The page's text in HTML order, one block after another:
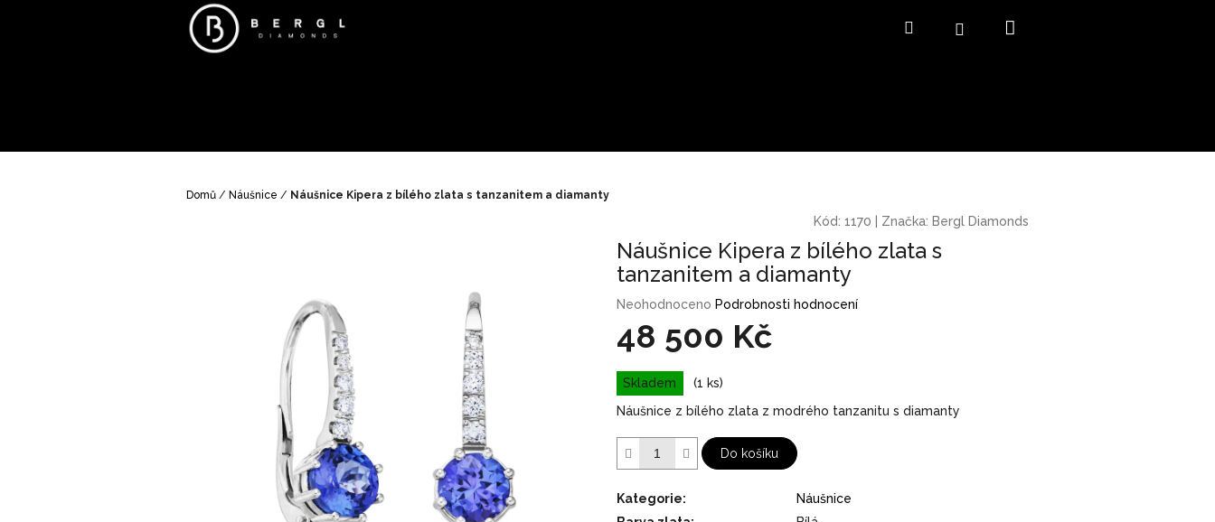
HledatPřihlášení
Domů / Náušnice / Náušnice Kipera z bílého zlata s tanzanitem a diamanty
Kód: 1170 Značka: Bergl Diamonds
Náušnice Kipera z bílého zlata s
tanzanitem a diamanty
Průměrné
hodnocení
produktu
0,0
z
5
Neohodnoceno Podrobnosti hodnocení
48 500 Kč
Měrná
cena:
Skladem
(1 ks)
Náušnice z bílého zlata z modrého tanzanitu s diamanty
Do košíku
Kategorie:
Náušnice